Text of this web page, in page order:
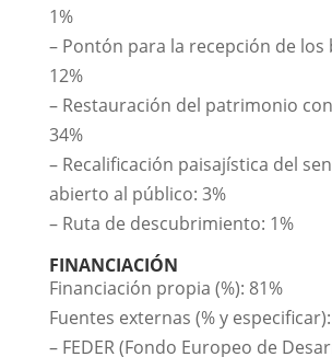
1%
– Pontón para la recepción de los
12%
– Restauración del patrimonio
34%
– Recalificación paisajística del
abierto al público: 3%
– Ruta de descubrimiento: 1%
FINANCIACIÓN
Financiación propia (%): 81%
Fuentes externas (% y
– FEDER (Fondo Europeo de